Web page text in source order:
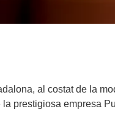
al costat de la
prestigiosa empresa